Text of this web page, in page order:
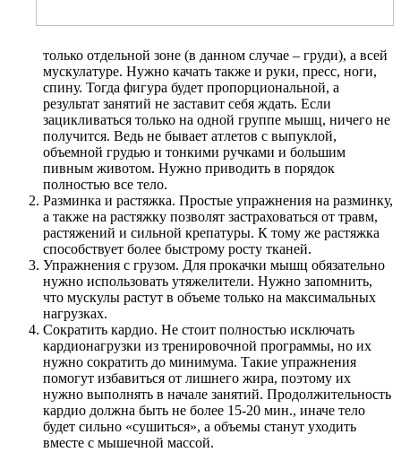
только отдельной зоне (в данном случае – груди), а всей
мускулатуре. Нужно качать также и руки, пресс, ноги,
спину. Тогда фигура будет пропорциональной, а
результат занятий не заставит себя ждать. Если
зацикливаться только на одной группе мышц, ничего не
получится. Ведь не бывает атлетов с выпуклой,
объемной грудью и тонкими ручками и большим
пивным животом. Нужно приводить в порядок
полностью все тело.
Разминка и растяжка. Простые упражнения на разминку,
а также на растяжку позволят застраховаться от травм,
растяжений и сильной крепатуры. К тому же растяжка
способствует более быстрому росту тканей.
Упражнения с грузом. Для прокачки мышц обязательно
нужно использовать утяжелители. Нужно запомнить,
что мускулы растут в объеме только на максимальных
нагрузках.
Сократить кардио. Не стоит полностью исключать
кардионагрузки из тренировочной программы, но их
нужно сократить до минимума. Такие упражнения
помогут избавиться от лишнего жира, поэтому их
нужно выполнять в начале занятий. Продолжительность
кардио должна быть не более 15-20 мин., иначе тело
будет сильно «сушиться», а объемы станут уходить
вместе с мышечной массой.